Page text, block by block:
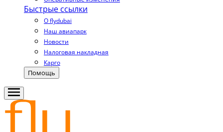
Быстрые ссылки
О flydubai
Наш авиапарк
Новости
Налоговая накладная
Карго
Помощь